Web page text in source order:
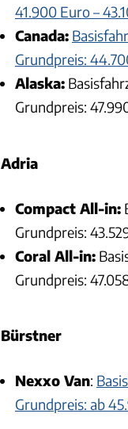
41.900 Euro –
Canada:
Grundpreis:
Alaska:
Grundpreis:
Adria
Compact All-in:
Grundpreis:
Coral All-in:
Grundpreis:
Bürstner
Nexxo Van:
Grundpreis: ab